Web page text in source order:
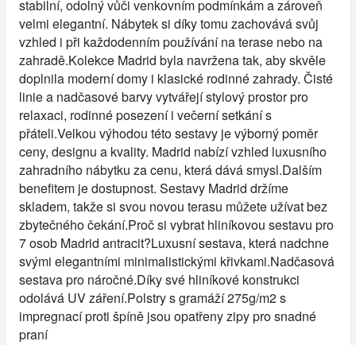
stabilní, odolný vůči venkovním podmínkám a zároveň
velmi elegantní. Nábytek si díky tomu zachovává svůj
vzhled i při každodenním používání na terase nebo na
zahradě.Kolekce Madrid byla navržena tak, aby skvěle
doplnila moderní domy i klasické rodinné zahrady. Čisté
linie a nadčasové barvy vytvářejí stylový prostor pro
relaxaci, rodinné posezení i večerní setkání s
přáteli.Velkou výhodou této sestavy je výborný poměr
ceny, designu a kvality. Madrid nabízí vzhled luxusního
zahradního nábytku za cenu, která dává smysl.Dalším
benefitem je dostupnost. Sestavy Madrid držíme
skladem, takže si svou novou terasu můžete užívat bez
zbytečného čekání.Proč si vybrat hliníkovou sestavu pro
7 osob Madrid antracit?Luxusní sestava, která nadchne
svými elegantními minimalistickými křivkami.Nadčasová
sestava pro náročné.Díky své hliníkové konstrukci
odolává UV záření.Polstry s gramáží 275g/m2 s
impregnací proti špíně jsou opatřeny zipy pro snadné
praní